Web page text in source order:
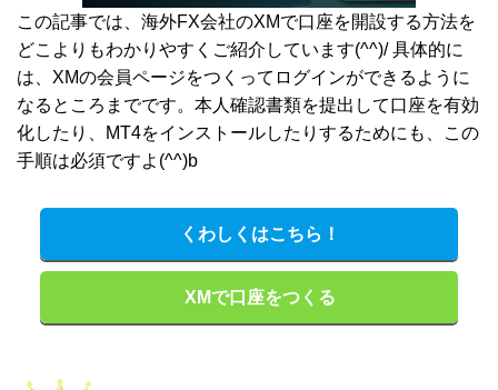
この記事では、海外FX会社のXMで口座を開設する方法を
どこよりもわかりやすくご紹介しています(^^)/ 具体的に
は、XMの会員ページをつくってログインができるように
なるところまでです。本人確認書類を提出して口座を有効
化したり、MT4をインストールしたりするためにも、この
手順は必須ですよ(^^)b
くわしくはこちら！
XMで口座をつくる